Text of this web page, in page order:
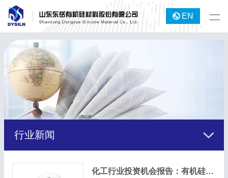
EN
行业新闻
化工行业投资机会报告：有机硅景气上行逻辑顺畅